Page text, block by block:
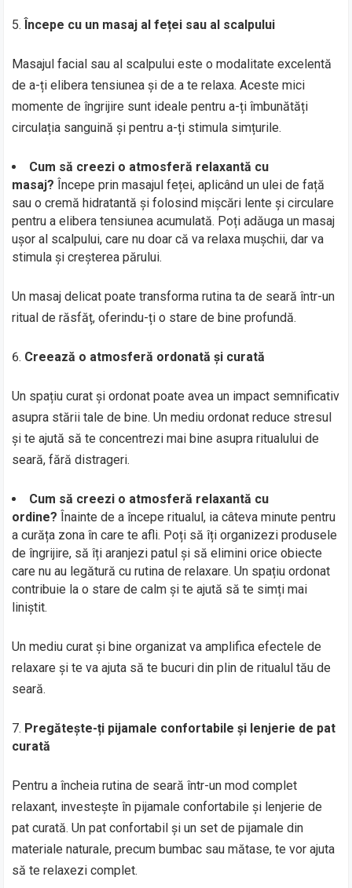
Începe cu un masaj al feței sau al scalpului
Masajul facial sau al scalpului este o modalitate excelentă
de a-ți elibera tensiunea și de a te relaxa. Aceste mici
momente de îngrijire sunt ideale pentru a-ți îmbunătăți
circulația sanguină și pentru a-ți stimula simțurile.
Cum să creezi o atmosferă relaxantă cu
masaj? Începe prin masajul feței, aplicând un ulei de față
sau o cremă hidratantă și folosind mișcări lente și circulare
pentru a elibera tensiunea acumulată. Poți adăuga un masaj
ușor al scalpului, care nu doar că va relaxa mușchii, dar va
stimula și creșterea părului.
Un masaj delicat poate transforma rutina ta de seară într-un
ritual de răsfăț, oferindu-ți o stare de bine profundă.
Creează o atmosferă ordonată și curată
Un spațiu curat și ordonat poate avea un impact semnificativ
asupra stării tale de bine. Un mediu ordonat reduce stresul
și te ajută să te concentrezi mai bine asupra ritualului de
seară, fără distrageri.
Cum să creezi o atmosferă relaxantă cu
ordine? Înainte de a începe ritualul, ia câteva minute pentru
a curăța zona în care te afli. Poți să îți organizezi produsele
de îngrijire, să îți aranjezi patul și să elimini orice obiecte
care nu au legătură cu rutina de relaxare. Un spațiu ordonat
contribuie la o stare de calm și te ajută să te simți mai
liniștit.
Un mediu curat și bine organizat va amplifica efectele de
relaxare și te va ajuta să te bucuri din plin de ritualul tău de
seară.
Pregătește-ți pijamale confortabile și lenjerie de pat
curată
Pentru a încheia rutina de seară într-un mod complet
relaxant, investește în pijamale confortabile și lenjerie de
pat curată. Un pat confortabil și un set de pijamale din
materiale naturale, precum bumbac sau mătase, te vor ajuta
să te relaxezi complet.